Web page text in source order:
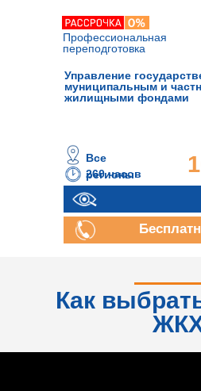
Управление
муниципальным и
жилищными фондами
260 часов
Все
регионы
Профессиональная
переподготовка
Как